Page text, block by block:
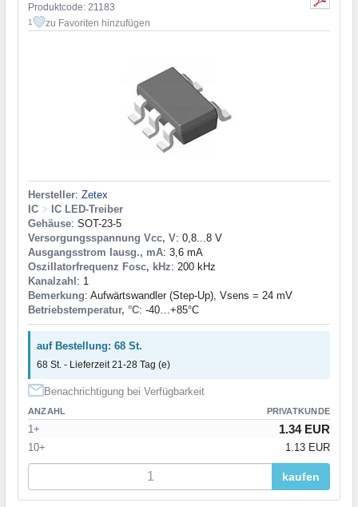
Produktcode: 21183
1 zu Favoriten hinzufügen
Hersteller: Zetex
IC > IC LED-Treiber
Gehäuse: SOT-23-5
Versorgungsspannung Vcc, V: 0,8...8 V
Ausgangsstrom Iausg., mA: 3,6 mA
Oszillatorfrequenz Fosc, kHz: 200 kHz
Kanalzahl: 1
Bemerkung: Aufwärtswandler (Step-Up), Vsens = 24 mV
Betriebstemperatur, °C: -40…+85°С
auf Bestellung: 68 St.
68 St. - Lieferzeit 21-28 Tag (e)
Benachrichtigung bei Verfügbarkeit
ANZAHL PRIVATKUNDE
1+ 1.34 EUR
10+ 1.13 EUR
kaufen